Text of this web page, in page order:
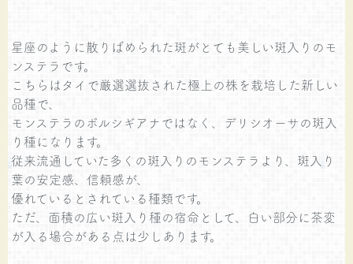
星座のように散りばめられた斑がとても美しい斑入りのモ
ンステラです。
こちらはタイで厳選選抜された極上の株を栽培した新しい
品種で、
モンステラのボルシギアナではなく、デリシオーサの斑入
り種になります。
従来流通していた多くの斑入りのモンステラより、斑入り
葉の安定感、信頼感が、
優れているとされている種類です。
ただ、面積の広い斑入り種の宿命として、白い部分に茶変
が入る場合がある点は少しあります。